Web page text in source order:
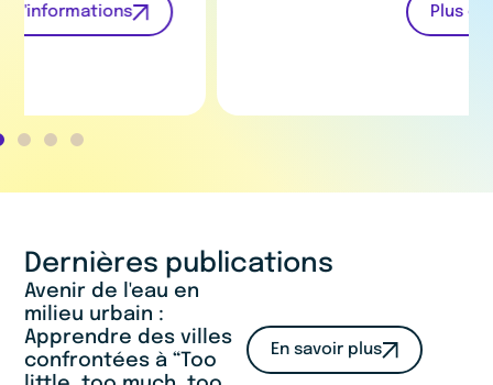
Dernières publications
Avenir de l'eau en
milieu urbain :
Apprendre des villes
confrontées à “Too
En savoir plus